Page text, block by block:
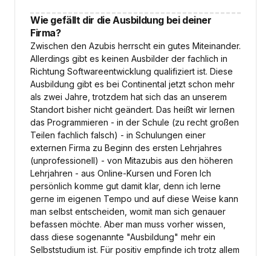
Wie gefällt dir die Ausbildung bei deiner
Firma?
Zwischen den Azubis herrscht ein gutes Miteinander.
Allerdings gibt es keinen Ausbilder der fachlich in
Richtung Softwareentwicklung qualifiziert ist. Diese
Ausbildung gibt es bei Continental jetzt schon mehr
als zwei Jahre, trotzdem hat sich das an unserem
Standort bisher nicht geändert. Das heißt wir lernen
das Programmieren - in der Schule (zu recht großen
Teilen fachlich falsch) - in Schulungen einer
externen Firma zu Beginn des ersten Lehrjahres
(unprofessionell) - von Mitazubis aus den höheren
Lehrjahren - aus Online-Kursen und Foren Ich
persönlich komme gut damit klar, denn ich lerne
gerne im eigenen Tempo und auf diese Weise kann
man selbst entscheiden, womit man sich genauer
befassen möchte. Aber man muss vorher wissen,
dass diese sogenannte "Ausbildung" mehr ein
Selbststudium ist. Für positiv empfinde ich trotz allem